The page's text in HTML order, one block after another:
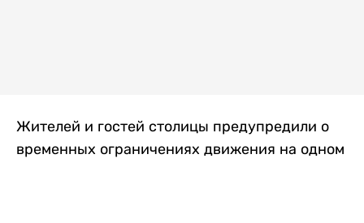
Жителей и гостей столицы предупредили о
временных ограничениях движения на одном